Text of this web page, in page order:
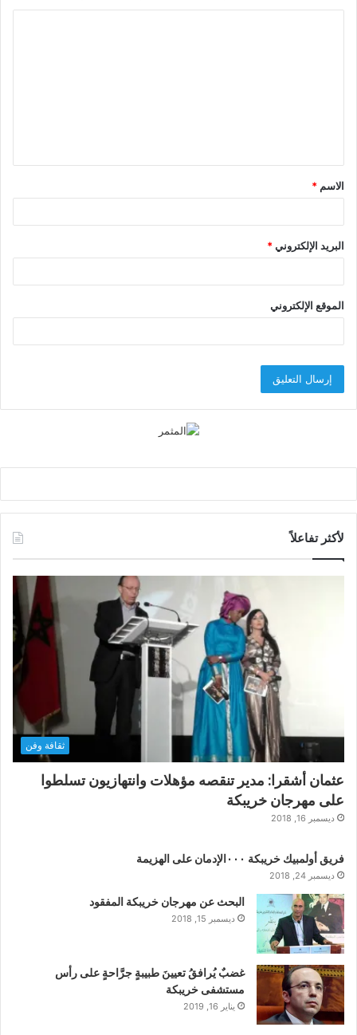
ق
*
الاسم *
البريد الإلكتروني*
الموقع الإلكتروني
لأكثر تفاعلاً
ثقافة وفن
عثمان أشقرا: مدير تنقصه مؤهلات وانتهازيون تسلطوا
على مهرجان خريبكة
ديسمبر 16, 2018
فريق أولمبيك خريبكة ٠٠٠الإدمان على الهزيمة
ديسمبر 24, 2018
البحث عن مهرجان خريبكة المفقود
ديسمبر 15, 2018
غضبٌ يُرافقُ تعيينَ طبيبةٍ جرَّاحةٍ على رأس
مستشفى خريبكة
يناير 16, 2019